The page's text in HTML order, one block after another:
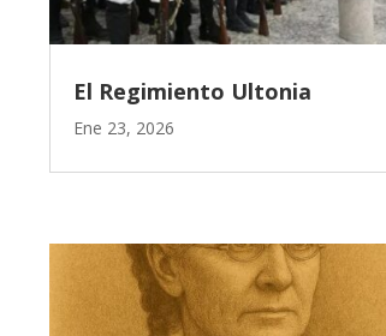
El Regimiento Ultonia
Ene 23, 2026